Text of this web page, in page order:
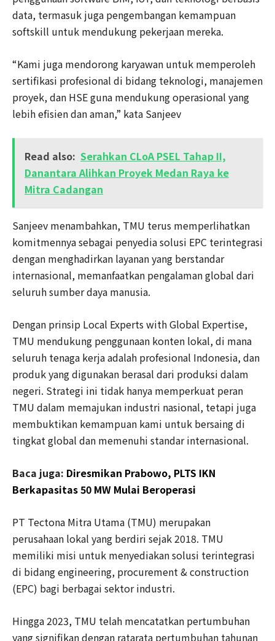
data, termasuk juga pengembangan kemampuan
softskill untuk mendukung pekerjaan mereka.
“Kami juga mendorong karyawan untuk memperoleh
sertifikasi profesional di bidang teknologi, manajemen
proyek, dan HSE guna mendukung operasional yang
lebih efisien dan aman,” kata Sanjeev
Read also: Serahkan CLoA PSEL Tahap II,
Danantara Alihkan Proyek Medan Raya ke
Mitra Cadangan
Sanjeev menambahkan, TMU terus memperlihatkan
komitmennya sebagai penyedia solusi EPC terintegrasi
dengan menghadirkan layanan yang berstandar
internasional, memanfaatkan pengalaman global dari
seluruh sumber daya manusia.
Dengan prinsip Local Experts with Global Expertise,
TMU mendukung penggunaan konten lokal, di mana
seluruh tenaga kerja adalah profesional Indonesia, dan
produk yang digunakan berasal dari produksi dalam
negeri. Strategi ini tidak hanya memperkuat peran
TMU dalam memajukan industri nasional, tetapi juga
membuktikan kemampuan kami untuk bersaing di
tingkat global dan memenuhi standar internasional.
Baca juga: Diresmikan Prabowo, PLTS IKN
Berkapasitas 50 MW Mulai Beroperasi
PT Tectona Mitra Utama (TMU) merupakan
perusahaan lokal yang berdiri sejak 2018. TMU
memiliki misi untuk menyediakan solusi terintegrasi
di bidang engineering, procurement & construction
(EPC) bagi berbagai sektor industri.
Hingga 2023, TMU telah mencatatkan pertumbuhan
yang signifikan dengan ratarata pertumbuhan tahunan